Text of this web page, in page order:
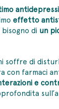
effetto
di un
soffre di
con farmaci
e